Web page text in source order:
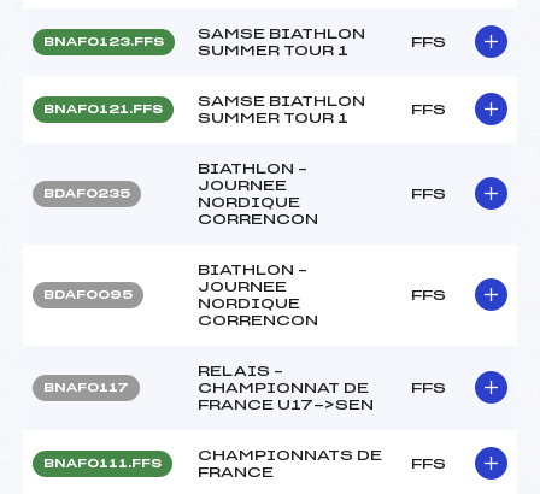
BNAF0123.FFS
SAMSE BIATHLON
SUMMER TOUR 1
FFS
BNAF0121.FFS
SAMSE BIATHLON
SUMMER TOUR 1
FFS
BDAF0235
BIATHLON –
JOURNEE
NORDIQUE
CORRENCON
FFS
BDAF0095
BIATHLON –
JOURNEE
NORDIQUE
CORRENCON
FFS
BNAF0117
RELAIS –
CHAMPIONNAT DE
FRANCE U17->SEN
FFS
BNAF0111.FFS
CHAMPIONNATS DE
FRANCE
FFS